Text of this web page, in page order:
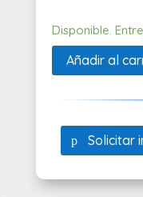
Disponible.
Añadir al
Solicitar